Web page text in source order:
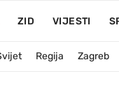
ZID VIJESTI
Regija Zagreb